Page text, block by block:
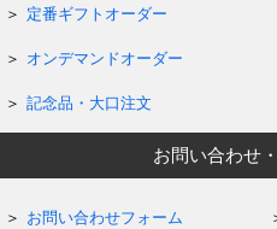
定番ギフトオーダー
オンデマンドオーダー
記念品・大口注文
お問い合わせ
お問い合わせフォーム